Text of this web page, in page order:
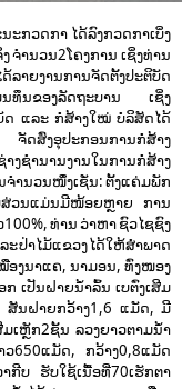
ກວດກາ ໄດ້ລົງກວດກາເບິ່ງ
ຳນວນ2ໂຄງການ ເຊິ່ງທ່ານ
າຍງານການຈັດຕັ້ງປະຕິບັດ
ທຶນຂອງລັດຖະບານ ເຊິ່ງ
ດ ແລະ ກໍ່ສ້າງໃໝ່ ບໍລິສັດໄດ້
ດສົ່ງອຸປະກອນການກໍ່ສ້າງ
ຊຳນານງານໃນການກໍ່ສ້າງ
ຈຳນວນໜຶ່ງເຊັ່ນ: ຕັ້ງແຄ່ມພັກ
ສ່ວນແມ່ນມີໜ້ອຍຫຼາຍ ການ
ທ່ານ ວ່າຫາ ຊົວໄຊຊົງ
ປ່າໄມ້ແຂວງ ໄດ້ໃຫ້ສຳພາດ
ອງນາແຄ, ນາມອນ, ທົ່ງໜອງ
ເປັນຝາຍນ້ຳລົ້ນ ເບຕົ່ງເສີມ
ສັນຝາຍກວ້າງ1,6 ແມັດ, ມີ
ເຫຼັກ2ຊັ້ນ ລວງຍາວຕາມນ້ຳ
650ແມັດ, ກວ້າງ0,8ແມັດ
ບ ຮັບໃຊ້ເນື້ອທີ່70ເຮັກຕາ